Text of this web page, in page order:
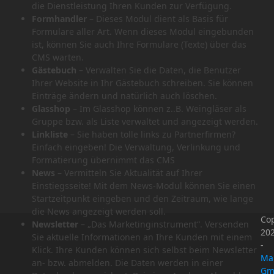
die Dienstleistung Ihren Kunden zur Verfügung.
Formhandler – Dieses Modul dient als Basis für
Formulare aller Art. Wenn dieses Modul eingebunden
ist, können Sie auch Ihre Formulare (Texte) über das
CMS warten.
Gästebuch – Verwalten Sie die Daten, die Benutzer
Ihrer Website in Ihr Gästebuch schreiben. Sie können
Einträge ändern und natürlich auch löschen.
Glasshop – Im Glasshop können z..B. Weingläser als
Gruppe bzw. als Liste verwaltet und angezeigt werden.
Linkliste – Sie haben tolle links zu Partnerfirmen?
Einfach eingeben! Die Verwaltung, Verlinkung und
Formatierung übernimmt das CMS
News – Vermitteln Sie Aktualität auf Ihrer
Einstiegsseite! Mit dem News-Modul können Sie einen
Startzeitpunkt eingeben und den Zeitraum, wie lange
die News angezeigt werden soll.
Newsletter – „Das Marketinginstrument“. Versenden
Sie aktuelle Informationen an Ihre Kunden mit einem
Klick. Ihre Kunden können sich selbst beim Newsletter
an- bzw. abmelden. Die Daten werden in einer
-